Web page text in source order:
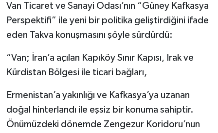
Van Ticaret ve Sanayi Odası’nın “Güney Kafkasya
Perspektifi” ile yeni bir politika geliştirdiğini ifade
eden Takva konuşmasını şöyle sürdürdü:
“Van; İran’a açılan Kapıköy Sınır Kapısı, Irak ve
Kürdistan Bölgesi ile ticari bağları,
Ermenistan’a yakınlığı ve Kafkasya’ya uzanan
doğal hinterlandı ile eşsiz bir konuma sahiptir.
Önümüzdeki dönemde Zengezur Koridoru’nun